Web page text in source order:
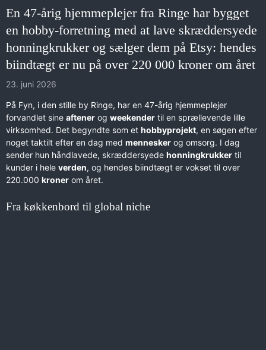
En 47-årig hjemmeplejer fra Ringe har bygget
en hobby-forretning med at lave skræddersyede
honningkrukker og sælger dem på Etsy: hendes
biindtægt er nu på over 220 000 kroner om året
23. juni 2026
På Fyn, i den stille by Ringe, har en 47-årig hjemmeplejer
forvandlet sine aftener og weekender til en sprællevende lille
virksomhed. Det begyndte som et hobbyprojekt, en søgen efter
noget taktilt efter en dag med mennesker og omsorg. I dag
sender hun håndlavede, skræddersyede honningkrukker til
kunder i hele verden, og hendes biindtægt er vokset til over
220.000 kroner om året.
Fra køkkenbord til global niche